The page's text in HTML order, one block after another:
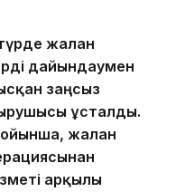
жалған
дайындаумен
заңсыз
ұсталды.
жалған
арқылы